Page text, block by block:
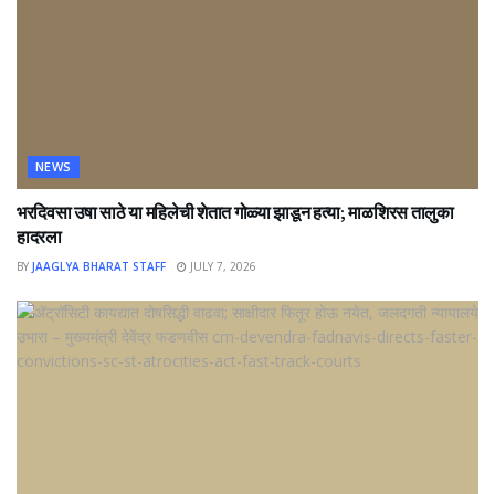
NEWS
भरदिवसा उषा साठे या महिलेची शेतात गोळ्या झाडून हत्या; माळशिरस तालुका
हादरला
BY JAAGLYA BHARAT STAFF JULY 7, 2026